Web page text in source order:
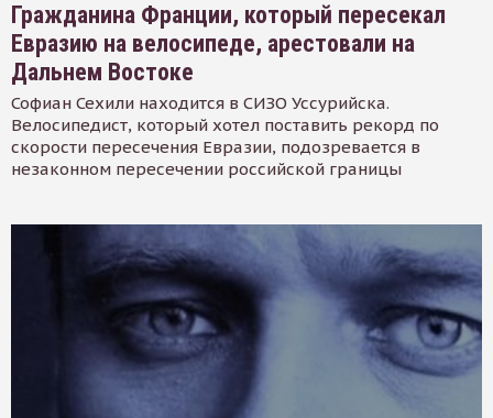
Гражданина Франции, который пересекал
Евразию на велосипеде, арестовали на
Дальнем Востоке
Софиан Сехили находится в СИЗО Уссурийска.
Велосипедист, который хотел поставить рекорд по
скорости пересечения Евразии, подозревается в
незаконном пересечении российской границы